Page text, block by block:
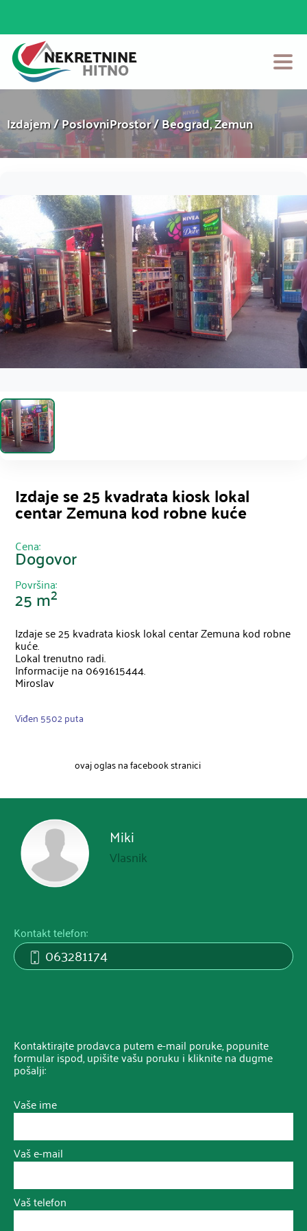
Početna
Prodaja
Login
Postavi Oglas
Kontakt
Izdajem / PoslovniProstor / Beograd, Zemun
Izdaje se 25 kvadrata kiosk lokal
centar Zemuna kod robne kuće
Cena:
Dogovor
Površina:
25 m2
Izdaje se 25 kvadrata kiosk lokal centar Zemuna kod robne
kuće.
Lokal trenutno radi.
Informacije na 0691615444.
Miroslav
Viđen 5502 puta
ovaj oglas na facebook stranici
Miki
Vlasnik
Kontakt telefon:
063281174
Kontaktirajte prodavca putem e-mail poruke, popunite
formular ispod, upišite vašu poruku i kliknite na dugme
pošalji:
Vaše ime
Vaš e-mail
Vaš telefon